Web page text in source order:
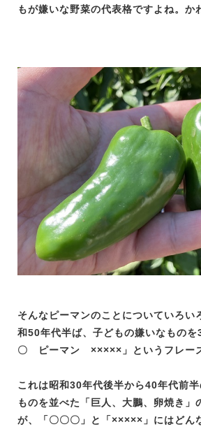
もが嫌いな野菜の代表格ですよね。か
そんなピーマンのことについていろい
和50年代半ば、子どもの嫌いなものを
〇 ピーマン ×××××」というフレーズ
これは昭和30年代後半から40年代前
ものを並べた「巨人、大鵬、卵焼き」
が、「〇〇〇」と「×××××」にはどん